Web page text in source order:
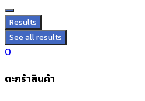
Results
See all results
0
ตะกร้าสินค้า